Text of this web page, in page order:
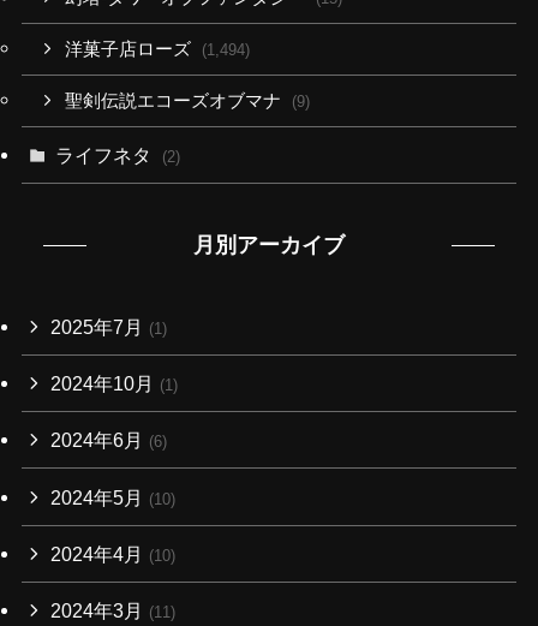
洋菓子店ローズ (1,494)
聖剣伝説エコーズオブマナ (9)
ライフネタ (2)
月別アーカイブ
2025年7月 (1)
2024年10月 (1)
2024年6月 (6)
2024年5月 (10)
2024年4月 (10)
2024年3月 (11)